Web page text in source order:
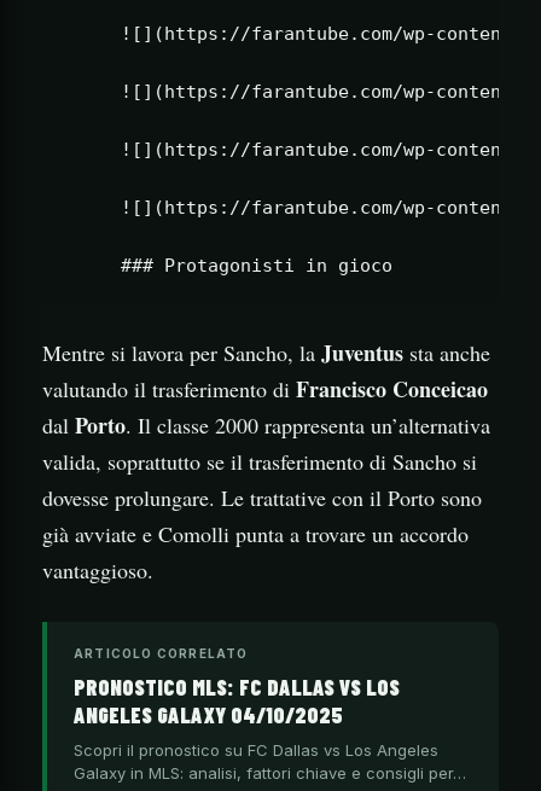
![](https://farantube.com/wp-content/
![](https://farantube.com/wp-content/
![](https://farantube.com/wp-content/
![](https://farantube.com/wp-content/
Mentre si lavora per Sancho, la Juventus sta anche
valutando il trasferimento di Francisco Conceicao
dal Porto. Il classe 2000 rappresenta un’alternativa
valida, soprattutto se il trasferimento di Sancho si
dovesse prolungare. Le trattative con il Porto sono
già avviate e Comolli punta a trovare un accordo
vantaggioso.
ARTICOLO CORRELATO
PRONOSTICO MLS: FC DALLAS VS LOS
ANGELES GALAXY 04/10/2025
Scopri il pronostico su FC Dallas vs Los Angeles
Galaxy in MLS: analisi, fattori chiave e consigli per…